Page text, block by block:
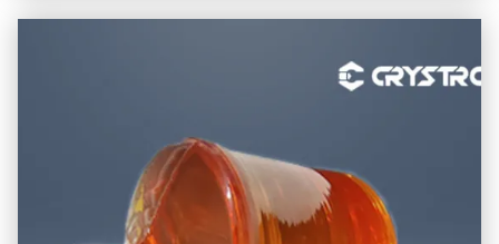
ロ マグネト光学結晶TGGとTSAGを含む様々な結晶材料で予